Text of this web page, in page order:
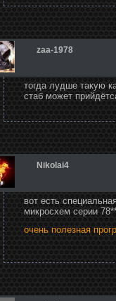
zaa-1978
тогда лудше такую
стаб может
Nikolai4
вот есть
микросхем серии
очень полезная